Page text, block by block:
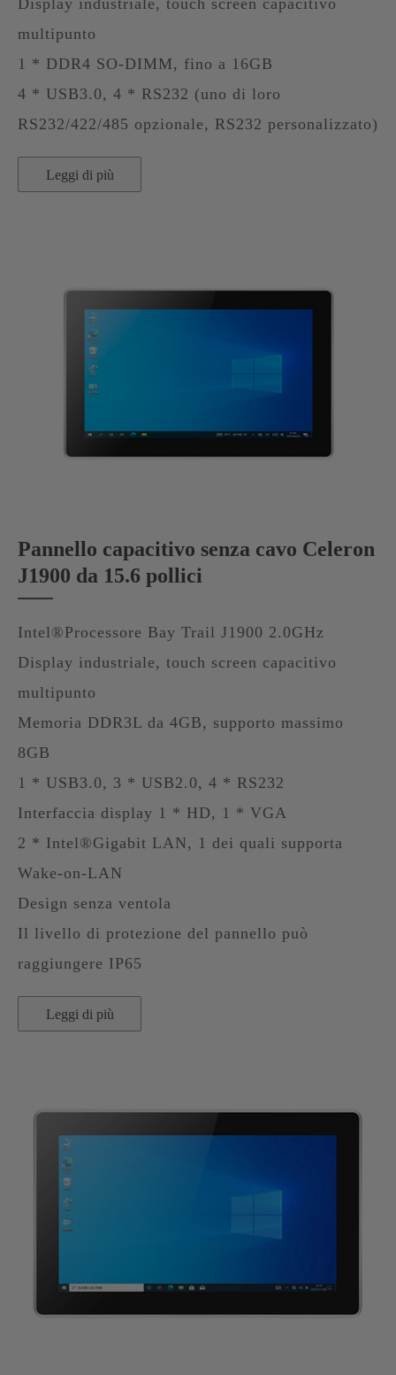
multipunto
1 * DDR4 SO-DIMM, fino a 16GB
4 * USB3.0, 4 * RS232 (uno di loro
RS232/422/485 opzionale, RS232 personalizzato)
Leggi di più
Pannello capacitivo senza cavo Celeron
J1900 da 15.6 pollici
Intel®Processore Bay Trail J1900 2.0GHz
Display industriale, touch screen capacitivo
multipunto
Memoria DDR3L da 4GB, supporto massimo
8GB
1 * USB3.0, 3 * USB2.0, 4 * RS232
Interfaccia display 1 * HD, 1 * VGA
2 * Intel®Gigabit LAN, 1 dei quali supporta
Wake-on-LAN
Design senza ventola
Il livello di protezione del pannello può
raggiungere IP65
Leggi di più